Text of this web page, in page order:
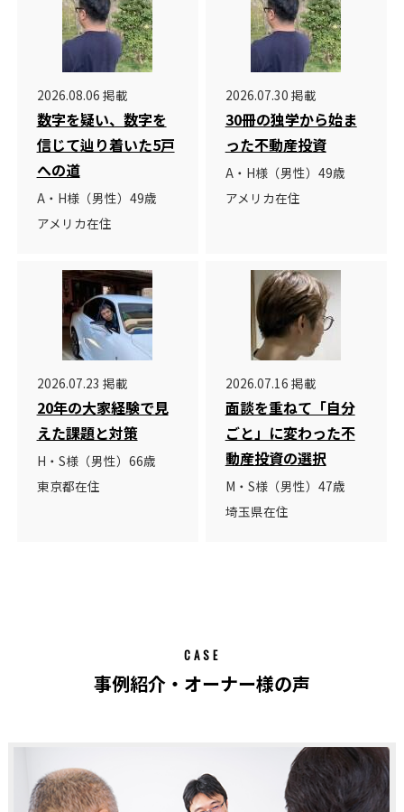
2026.08.06 掲載
数字を疑い、数字を
信じて辿り着いた5戸
への道
A・H様（男性）49歳
アメリカ在住
2026.07.30 掲載
30冊の独学から始ま
った不動産投資
A・H様（男性）49歳
アメリカ在住
2026.07.23 掲載
20年の大家経験で見
えた課題と対策
H・S様（男性）66歳
東京都在住
2026.07.16 掲載
面談を重ねて「自分
ごと」に変わった不
動産投資の選択
M・S様（男性）47歳
埼玉県在住
CASE
事例紹介・オーナー様の声